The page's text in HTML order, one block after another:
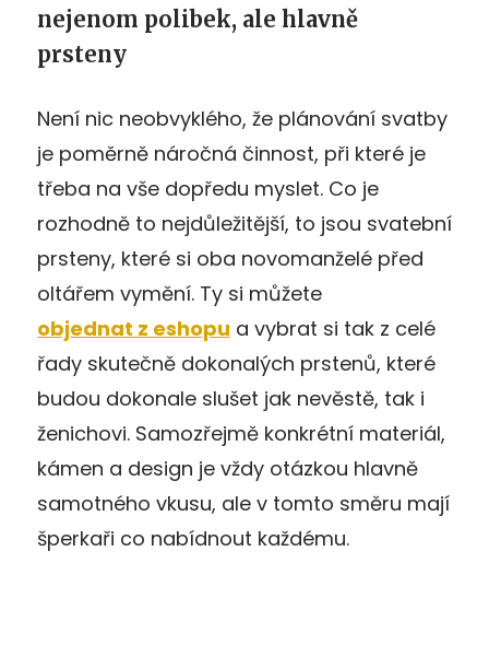
nejenom polibek, ale hlavně
prsteny
Není nic neobvyklého, že plánování svatby
je poměrně náročná činnost, při které je
třeba na vše dopředu myslet. Co je
rozhodně to nejdůležitější, to jsou svatební
prsteny, které si oba novomanželé před
oltářem vymění. Ty si můžete
objednat z eshopu a vybrat si tak z celé
řady skutečně dokonalých prstenů, které
budou dokonale slušet jak nevěstě, tak i
ženichovi. Samozřejmě konkrétní materiál,
kámen a design je vždy otázkou hlavně
samotného vkusu, ale v tomto směru mají
šperkaři co nabídnout každému.